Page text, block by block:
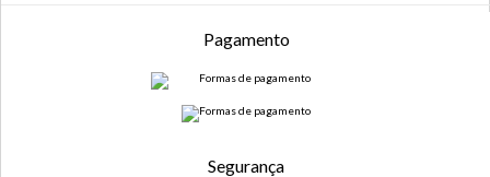
Pagamento
Segurança